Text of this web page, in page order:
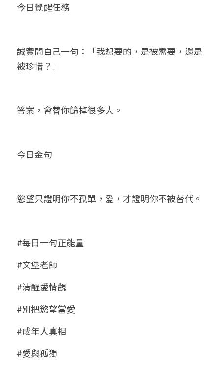
今日覺醒任務
誠實問自己一句：「我想要的，是被需要，還是
被珍惜？」
答案，會替你篩掉很多人。
今日金句
慾望只證明你不孤單，愛，才證明你不被替代。
#每日一句正能量
#文堡老師
#清醒愛情觀
#別把慾望當愛
#成年人真相
#愛與孤獨